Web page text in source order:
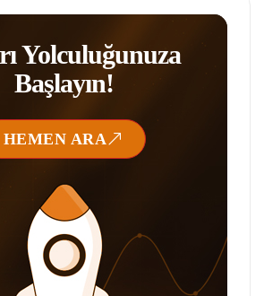
Yolculuğunuza
Başlayın!
HEMEN ARA